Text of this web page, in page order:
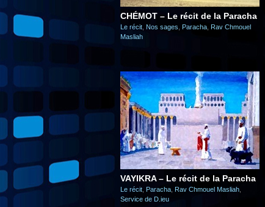
CHÉMOT – Le récit de la Paracha
Le récit Nos sages Paracha Rav Chmouel
Masliah
VAYIKRA – Le récit de la Paracha
Le récit Paracha Rav Chmouel Masliah
Service de D.ieu